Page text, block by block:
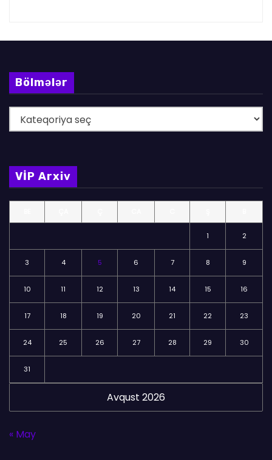
Bölmələr
ö
m
l
VİP Arxiv
Avqust 2026
1 2
3 4 5 6 7 8 9
10 11 12 13 14 15 16
17 18 19 20 21 22 23
24 25 26 27 28 29 30
31
« May